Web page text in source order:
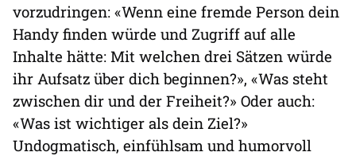
vorzudringen: «Wenn eine fremde Person dein
Handy finden würde und Zugriff auf alle
Inhalte hätte: Mit welchen drei Sätzen würde
ihr Aufsatz über dich beginnen?», «Was steht
zwischen dir und der Freiheit?» Oder auch:
«Was ist wichtiger als dein Ziel?»
Undogmatisch, einfühlsam und humorvoll